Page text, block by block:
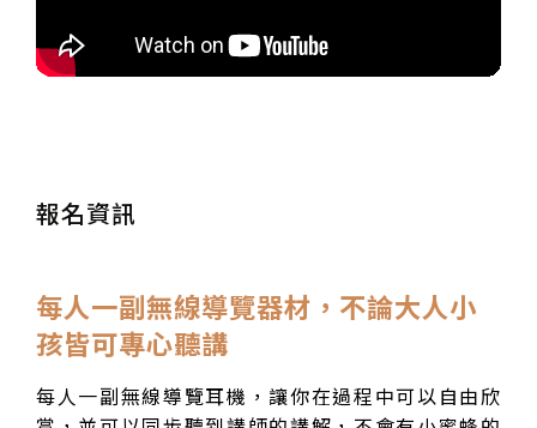
報名資訊
每人一副無線導覽器材，不論大人小
孩皆可專心聽講
每人一副無線導覽耳機，讓你在過程中可以自由欣